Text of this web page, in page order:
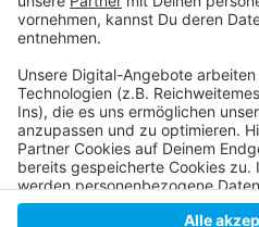
Anzeige